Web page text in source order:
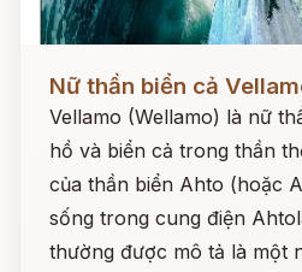
Nữ thần biển cả
Vellamo (Wellamo) là nữ
hồ và biển cả trong thần
của thần biển Ahto (hoặc
sống trong cung điện
thường được mô tả là một